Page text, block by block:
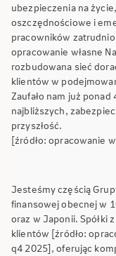
ubezpieczenia na
oszczędnościowe i
pracowników
opracowanie własne
rozbudowana sieć
klientów w
Zaufało nam już
najbliższych,
przyszłość.
[źródło: opracowanie
Jesteśmy częścią
finansowej obecnej w
oraz w Japonii. Spółki
klientów [źródło:
q4 2025], oferując